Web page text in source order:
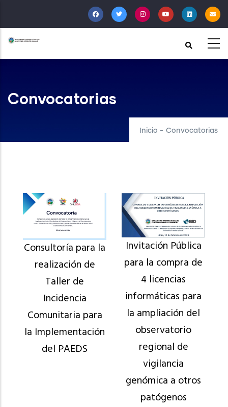
al
contenido
principal
Convocatorias
Inicio - Convocatorias
Consultoría para la
realización de
Taller de
Incidencia
Comunitaria para
la Implementación
del PAEDS
Invitación Pública
para la compra de
4 licencias
informáticas para
la ampliación del
observatorio
regional de
vigilancia
genómica a otros
patógenos